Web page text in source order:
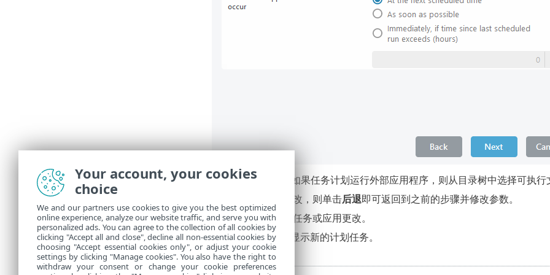
6. 运行应用程序
- 如果任务计划运行外部应用程序，则从目录树中选择可执行
如果需要进行更改，则单击后退即可返回到之前的步骤并修改参数。
8. 单击完成以创建任务或应用更改。
计划任务视图中将显示新的计划任务。
Your account, your cookies
choice
We and our partners use cookies to give you the best optimized
online experience, analyze our website traffic, and serve you with
personalized ads. You can agree to the collection of all cookies by
clicking "Accept all and close", decline all non-essential cookies by
choosing "Accept essential cookies only", or adjust your cookie
settings by clicking "Manage cookies". You also have the right to
withdraw your consent or change your cookie preferences